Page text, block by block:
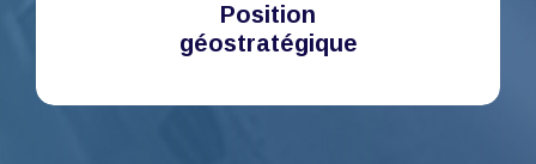
Position
géostratégique